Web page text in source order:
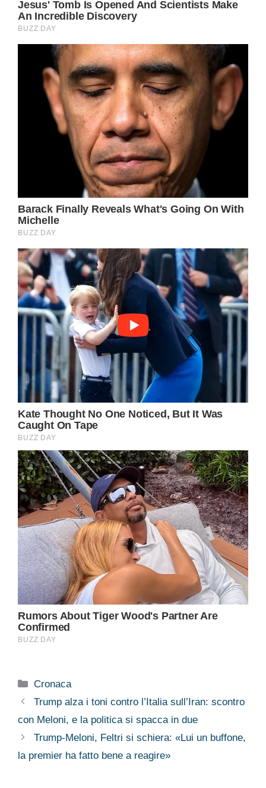
Categorie
Cronaca
Trump alza i toni contro l’Italia sull’Iran: scontro
con Meloni, e la politica si spacca in due
Trump-Meloni, Feltri si schiera: «Lui un buffone,
la premier ha fatto bene a reagire»